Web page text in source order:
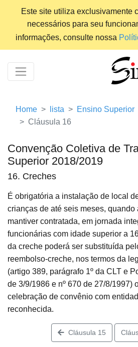
Este site utiliza exclusivamente
necessários para seu
informações, consulte nossa
Home lista Ensino Superior
Cláusula 16
Convenção Coletiva de
Superior 2018/2019
16. Creches
É obrigatória a instalação de local
crianças de até seis meses,
mantiver contratada, em jornada
funcionárias com idade superior a
da creche poderá ser substituída
reembolso-creche, nos termos da
(artigo 389, parágrafo 1º da CLT e
de 3/9/1986 e nº 670 de 27/8/1997)
celebração de convênio com
reconhecida.
Cláusula 15